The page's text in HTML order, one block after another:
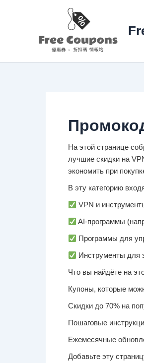
На этой странице
лучшие скидки на
экономить при
В эту категорию
VPN и
AI-программы
Программы для
Инструменты для
Что вы найдёте на
Купоны, которые
Скидки до 70% на
Пошаговые
Ежемесячные
Добавьте эту